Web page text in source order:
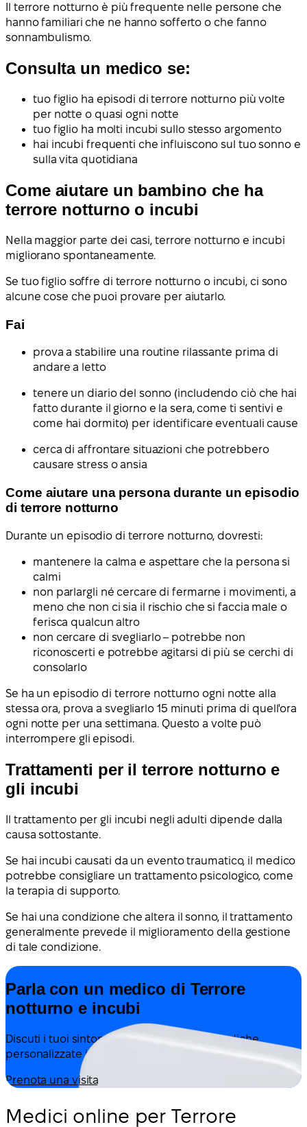
Il terrore notturno è più frequente nelle persone che
hanno familiari che ne hanno sofferto o che fanno
sonnambulismo.
Consulta un medico se:
tuo figlio ha episodi di terrore notturno più volte
per notte o quasi ogni notte
tuo figlio ha molti incubi sullo stesso argomento
hai incubi frequenti che influiscono sul tuo sonno e
sulla vita quotidiana
Come aiutare un bambino che ha
terrore notturno o incubi
Nella maggior parte dei casi, terrore notturno e incubi
migliorano spontaneamente.
Se tuo figlio soffre di terrore notturno o incubi, ci sono
alcune cose che puoi provare per aiutarlo.
Fai
prova a stabilire una routine rilassante prima di
andare a letto
tenere un diario del sonno (includendo ciò che hai
fatto durante il giorno e la sera, come ti sentivi e
come hai dormito) per identificare eventuali cause
cerca di affrontare situazioni che potrebbero
causare stress o ansia
Come aiutare una persona durante un episodio
di terrore notturno
Durante un episodio di terrore notturno, dovresti:
mantenere la calma e aspettare che la persona si
calmi
non parlargli né cercare di fermarne i movimenti, a
meno che non ci sia il rischio che si faccia male o
ferisca qualcun altro
non cercare di svegliarlo – potrebbe non
riconoscerti e potrebbe agitarsi di più se cerchi di
consolarlo
Se ha un episodio di terrore notturno ogni notte alla
stessa ora, prova a svegliarlo 15 minuti prima di quell'ora
ogni notte per una settimana. Questo a volte può
interrompere gli episodi.
Trattamenti per il terrore notturno e
gli incubi
Il trattamento per gli incubi negli adulti dipende dalla
causa sottostante.
Se hai incubi causati da un evento traumatico, il medico
potrebbe consigliare un trattamento psicologico, come
la terapia di supporto.
Se hai una condizione che altera il sonno, il trattamento
generalmente prevede il miglioramento della gestione
di tale condizione.
Parla con un medico di Terrore
notturno e incubi
Discuti i tuoi sintomi e ricevi indicazioni mediche
personalizzate in base alla tua situazione — tutto online.
Prenota una visita
Medici online per Terrore